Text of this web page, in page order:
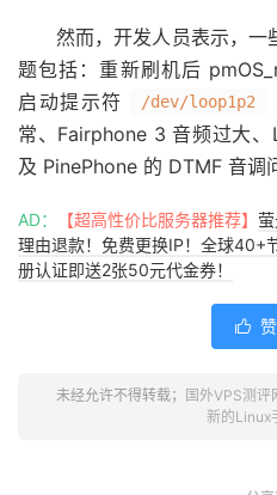
然而，开发人员表示，一
题包括：重新刷机后
启动提示符
/dev/loop1p2
常、Fairphone 3 音频过大
及 PinePhone 的 DTMF 音调
AD： 【超高性价比服务器推荐】
理由退款！免费更换IP！全球
册认证即送2张50元代金券！

未经允许不得转载； 国外VPS测评
新的Linux